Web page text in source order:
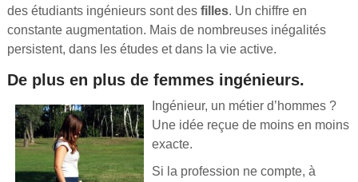
des étudiants ingénieurs sont des filles. Un chiffre en
constante augmentation. Mais de nombreuses inégalités
persistent, dans les études et dans la vie active.
De plus en plus de femmes ingénieurs.
Ingénieur, un métier d’hommes ?
Une idée reçue de moins en moins
exacte.
Si la profession ne compte, à